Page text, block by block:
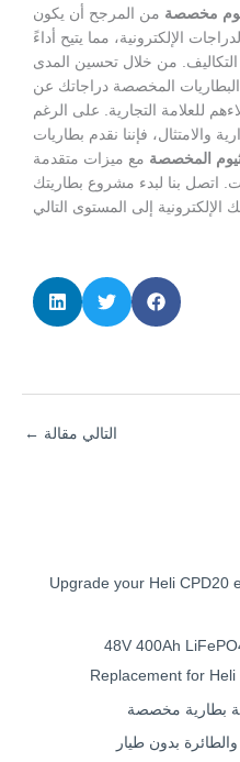
مخصصة من المرجح أن يكون
الإلكترونية، مما يتيح أداءً
من خلال تحسين المدى
المخصصة دراجاتك عن
للعلامة التجارية. على الرغم
والامتثال، فإننا نقدم بطاريات
المخصصة مع ميزات متقدمة
لمدة 5-7 سنوات. اتصل بنا لبدء مشروع بطاريتك
التالي مقالة ←
Upgrade your Heli CPD20
48V 400Ah
Replacement for
بطارية مخصصة
بدون طيار